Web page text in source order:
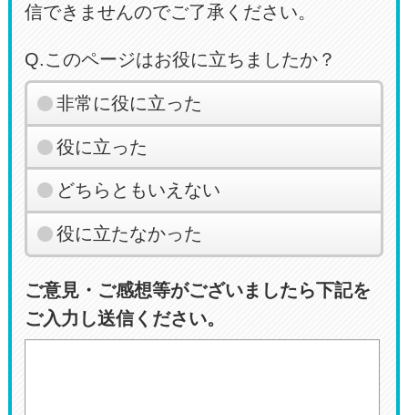
信できませんのでご了承ください。
Q.このページはお役に立ちましたか？
非常に役に立った
役に立った
どちらともいえない
役に立たなかった
ご意見・ご感想等がございましたら下記を
ご入力し送信ください。